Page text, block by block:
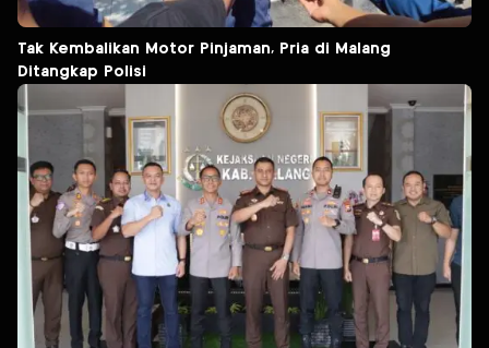
Tak Kembalikan Motor Pinjaman, Pria di Malang
Ditangkap Polisi